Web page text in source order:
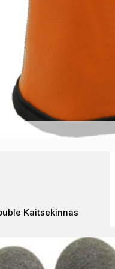
Kaitsekinnas